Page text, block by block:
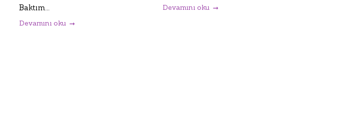
Baktım...
Devamını oku
Devamını oku